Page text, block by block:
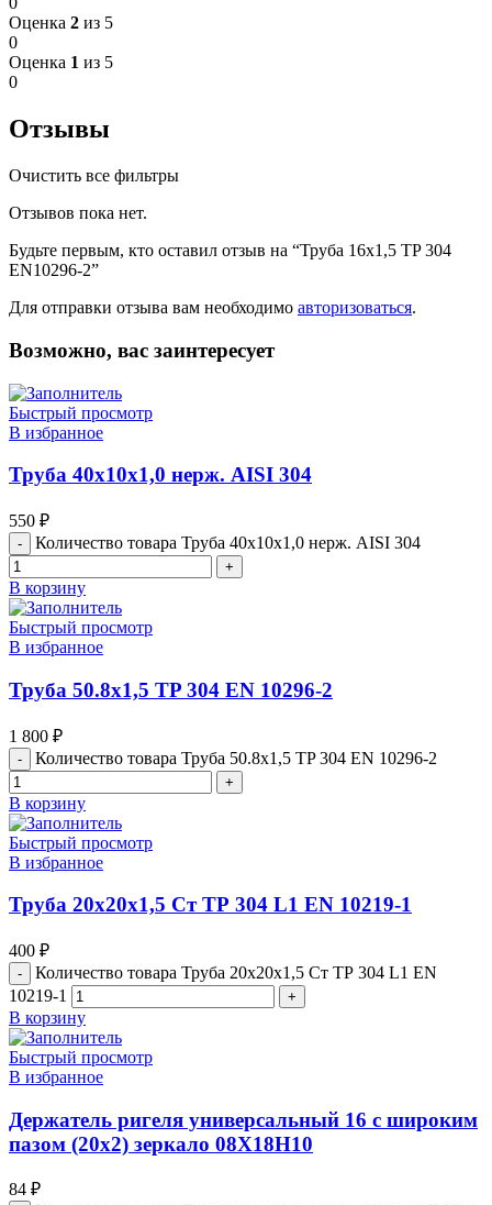
Оценка 2 из 5
0
Оценка 1 из 5
0
Отзывы
Очистить все фильтры
Отзывов пока нет.
Будьте первым, кто оставил отзыв на “Труба 16х1,5 TP 304
EN10296-2”
Для отправки отзыва вам необходимо авторизоваться.
Возможно, вас заинтересует
Быстрый просмотр
В избранное
Труба 40х10х1,0 нерж. АISI 304
550 ₽
Количество товара Труба 40х10х1,0 нерж. АISI 304
В корзину
Быстрый просмотр
В избранное
Труба 50.8х1,5 TP 304 EN 10296-2
1 800 ₽
Количество товара Труба 50.8х1,5 TP 304 EN 10296-2
В корзину
Быстрый просмотр
В избранное
Труба 20х20х1,5 Ст ТР 304 L1 ЕN 10219-1
400 ₽
Количество товара Труба 20х20х1,5 Ст ТР 304 L1 ЕN
10219-1
В корзину
Быстрый просмотр
В избранное
Держатель ригеля универсальный 16 с широким
пазом (20х2) зеркало 08Х18Н10
84 ₽